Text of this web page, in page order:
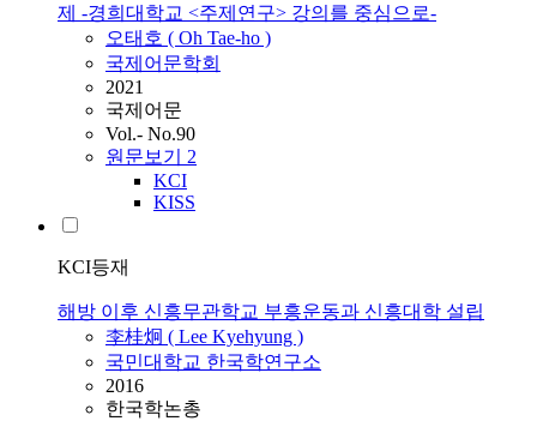
제 -경희대학교 <주제연구> 강의를 중심으로-
오태호 ( Oh Tae-ho )
국제어문학회
2021
국제어문
Vol.- No.90
원문보기 2
KCI
KISS
KCI등재
해방 이후 신흥무관학교 부흥운동과 신흥대학 설립
李桂炯 ( Lee Kyehyung )
국민대학교 한국학연구소
2016
한국학논총